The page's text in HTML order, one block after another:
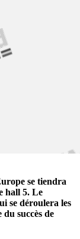
se tiendra
hall 5. Le
se déroulera les
du succès de